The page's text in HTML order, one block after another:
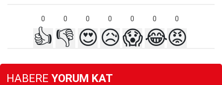
0 0 0 0 0 0 0
👍 👎 😍😥😱😂😡
HABERE YORUM KAT